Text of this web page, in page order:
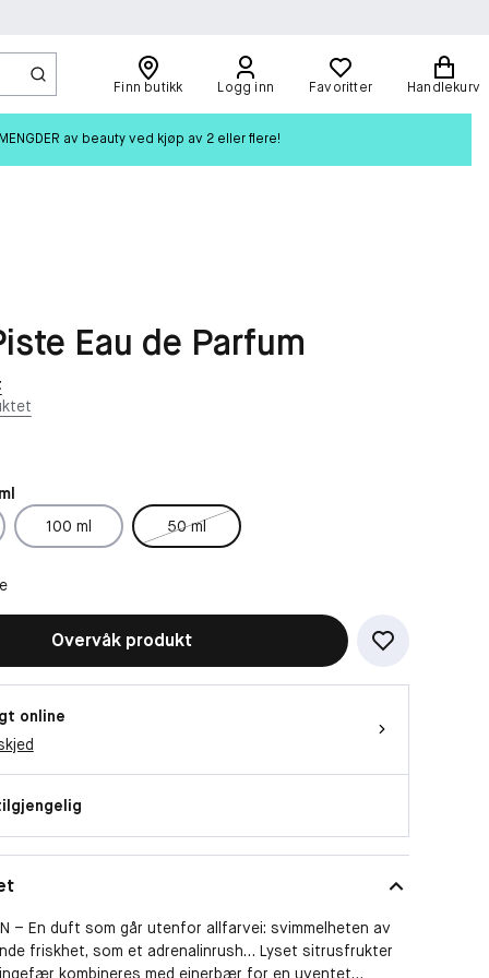
Finn butikk Logg inn Favoritter Handlekurv
av beauty ved kjøp av 2 eller flere!
Eau de Parfum
100 ml 50 ml
Overvåk produkt
online
– En duft som går utenfor allfarvei: svimmelheten av
friskhet, som et adrenalinrush… Lyset sitrusfrukter
kombineres med einerbær for en uventet